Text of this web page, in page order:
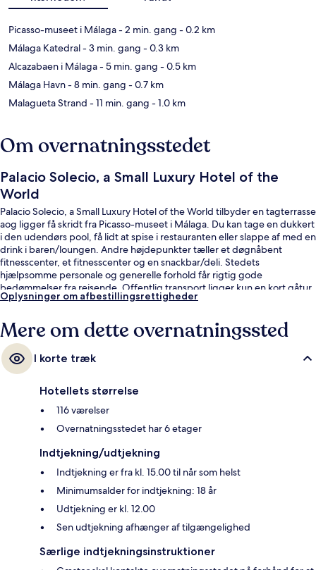
Picasso-museet i Málaga- 2 min. gang - 0.2 km
Málaga Katedral- 3 min. gang - 0.3 km
Alcazabaen i Málaga- 5 min. gang - 0.5 km
Málaga Havn- 8 min. gang - 0.7 km
Malagueta Strand - 11 min. gang - 1.0 km
Om overnatningsstedet
Palacio Solecio, a Small Luxury Hotel of the
World
Palacio Solecio, a Small Luxury Hotel of the World tilbyder en tagterrasse
aog ligger få skridt fra Picasso-museet i Málaga. Du kan tage en dukkert
i den udendørs pool, få lidt at spise i restauranten eller slappe af med en
drink i baren/loungen. Andre højdepunkter tæller et døgnåbent
fitnesscenter, et fitnesscenter og en snackbar/deli. Stedets
hjælpsomme personale og generelle forhold får rigtig gode
bedømmelser fra rejsende. Offentlig transport ligger kun en kort gåtur
væk: La Marina Station ligger 8 minutter væk og La Malagueta Station
Oplysninger om afbestillingsrettigheder
Mere om dette overnatningssted
I korte træk
Hotellets størrelse
116 værelser
Overnatningsstedet har 6 etager
Indtjekning/udtjekning
Indtjekning er fra kl. 15.00 til når som helst
Minimumsalder for indtjekning: 18 år
Udtjekning er kl. 12.00
Sen udtjekning afhænger af tilgængelighed
Særlige indtjekningsinstruktioner